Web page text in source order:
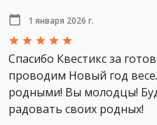
1 января 2026 г.
Спасибо Квестикс за
проводим Новый год
родными! Вы молодцы!
радовать своих родных!